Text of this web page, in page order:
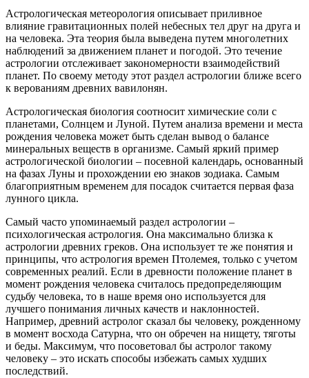
Астрологическая метеорология описывает приливное
влияние гравитационных полей небесных тел друг на друга и
на человека. Эта теория была выведена путем многолетних
наблюдений за движением планет и погодой. Это течение
астрологии отслеживает закономерности взаимодействий
планет. По своему методу этот раздел астрологии ближе всего
к верованиям древних вавилонян.
Астрологическая биология соотносит химические соли с
планетами, Солнцем и Луной. Путем анализа времени и места
рождения человека может быть сделан вывод о балансе
минеральных веществ в организме. Самый яркий пример
астрологической биологии – посевной календарь, основанный
на фазах Луны и прохождении ею знаков зодиака. Самым
благоприятным временем для посадок считается первая фаза
лунного цикла.
Самый часто упоминаемый раздел астрологии –
психологическая астрология. Она максимально близка к
астрологии древних греков. Она использует те же понятия и
принципы, что астрология времен Птолемея, только с учетом
современных реалий. Если в древности положение планет в
момент рождения человека считалось предопределяющим
судьбу человека, то в наше время оно используется для
лучшего понимания личных качеств и наклонностей.
Например, древний астролог сказал бы человеку, рожденному
в момент восхода Сатурна, что он обречен на нищету, тяготы
и беды. Максимум, что посоветовал бы астролог такому
человеку – это искать способы избежать самых худших
последствий.